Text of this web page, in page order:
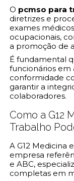
O pcmso para
diretrizes e
exames
ocupacionais,
a promoção de
É fundamental
funcionários em
conformidade
garantir a
colaboradores.
Como a G12
Trabalho
A G12 Medicina
empresa
e ABC,
completas em